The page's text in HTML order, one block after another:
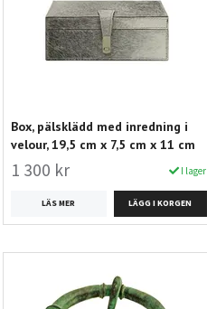
Box, pälsklädd med inredning i
velour, 19,5 cm x 7,5 cm x 11 cm
1 300 kr I lager
LÄS MER